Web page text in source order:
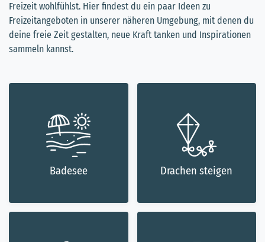
Freizeit wohlfühlst. Hier findest du ein paar Ideen zu
Freizeitangeboten in unserer näheren Umgebung, mit denen du
deine freie Zeit gestalten, neue Kraft tanken und Inspirationen
sammeln kannst.
Badesee Drachen steigen